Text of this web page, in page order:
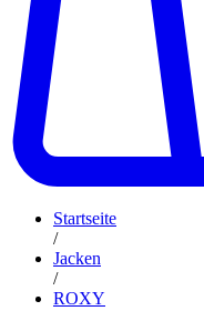
Startseite
/
Jacken
/
ROXY